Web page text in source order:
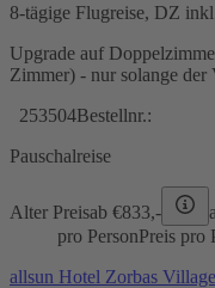
8-tägige Flugreise, DZ
Upgrade auf
Zimmer) - nur solange der
253504Bestellnr.:
Pauschalreise
Alter Preisab €833,-
pro PersonPreis pro
allsun Hotel Zorbas Village